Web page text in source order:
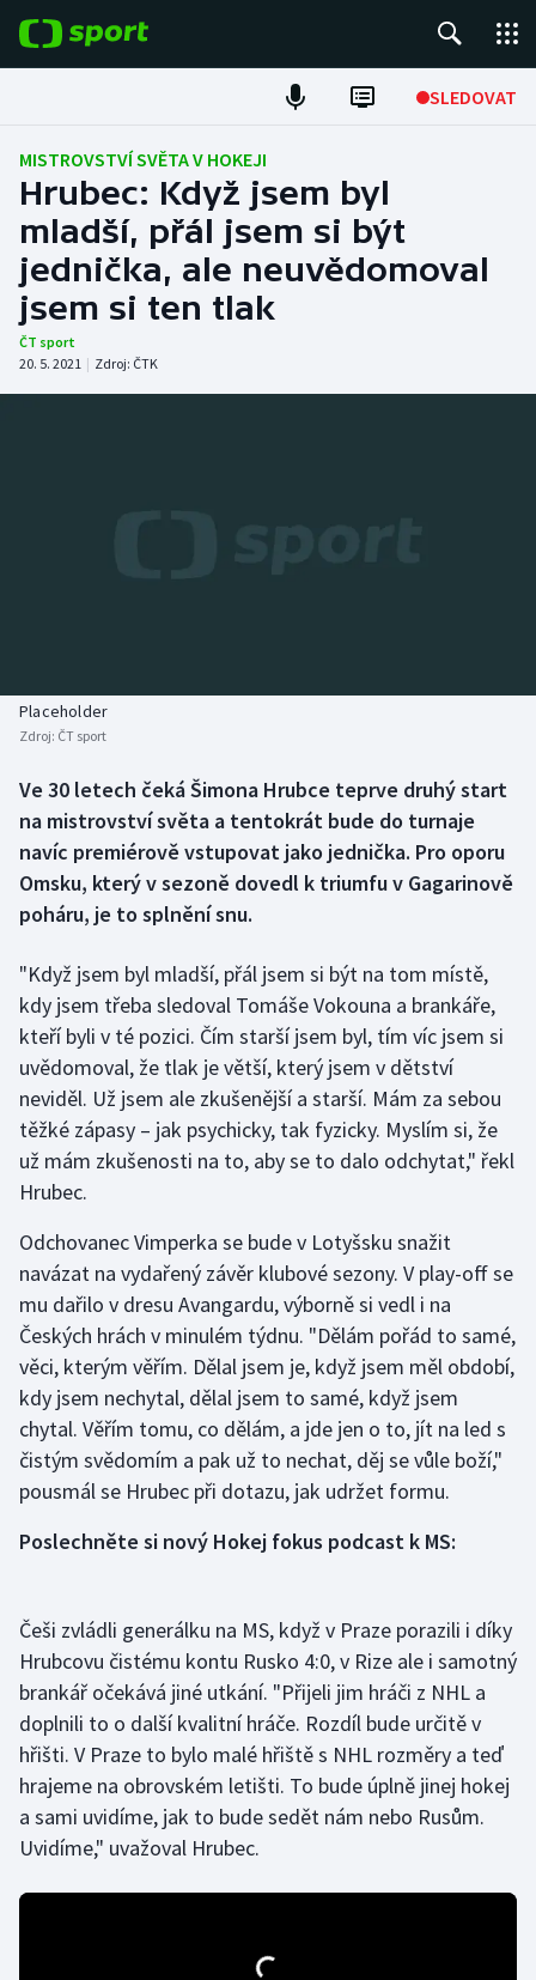
SLEDOVAT
Fotbal
Hokej
Tenis
Atletika
Boby a skeleton
Box
Curling
Dostihy
Futsal
Golf
Gymnastika
Házená
Jezdectví
Judo
Krasobruslení
Lezení
Lyže a snowboard
Moderní pětiboj
Olympijské hry
Parasport
Plavání
Plážový volejbal
AZ kvíz
MISTROVSTVÍ SVĚTA V HOKEJI
Hrubec: Když jsem byl
mladší, přál jsem si být
jednička, ale neuvědomoval
jsem si ten tlak
ČT sport
20. 5. 2021 | Zdroj: ČTK
Placeholder
Zdroj: ČT sport
Ve 30 letech čeká Šimona Hrubce teprve druhý start
na mistrovství světa a tentokrát bude do turnaje
navíc premiérově vstupovat jako jednička. Pro oporu
Omsku, který v sezoně dovedl k triumfu v Gagarinově
poháru, je to splnění snu.
"Když jsem byl mladší, přál jsem si být na tom místě,
kdy jsem třeba sledoval Tomáše Vokouna a brankáře,
kteří byli v té pozici. Čím starší jsem byl, tím víc jsem si
uvědomoval, že tlak je větší, který jsem v dětství
neviděl. Už jsem ale zkušenější a starší. Mám za sebou
těžké zápasy – jak psychicky, tak fyzicky. Myslím si, že
už mám zkušenosti na to, aby se to dalo odchytat," řekl
Hrubec.
Odchovanec Vimperka se bude v Lotyšsku snažit
navázat na vydařený závěr klubové sezony. V play-off se
mu dařilo v dresu Avangardu, výborně si vedl i na
Českých hrách v minulém týdnu. "Dělám pořád to samé,
věci, kterým věřím. Dělal jsem je, když jsem měl období,
kdy jsem nechytal, dělal jsem to samé, když jsem
chytal. Věřím tomu, co dělám, a jde jen o to, jít na led s
čistým svědomím a pak už to nechat, děj se vůle boží,"
pousmál se Hrubec při dotazu, jak udržet formu.
Poslechněte si nový Hokej fokus podcast k MS:
Češi zvládli generálku na MS, když v Praze porazili i díky
Hrubcovu čistému kontu Rusko 4:0, v Rize ale i samotný
brankář očekává jiné utkání. "Přijeli jim hráči z NHL a
doplnili to o další kvalitní hráče. Rozdíl bude určitě v
hřišti. V Praze to bylo malé hřiště s NHL rozměry a teď
hrajeme na obrovském letišti. To bude úplně jinej hokej
a sami uvidíme, jak to bude sedět nám nebo Rusům.
Uvidíme," uvažoval Hrubec.